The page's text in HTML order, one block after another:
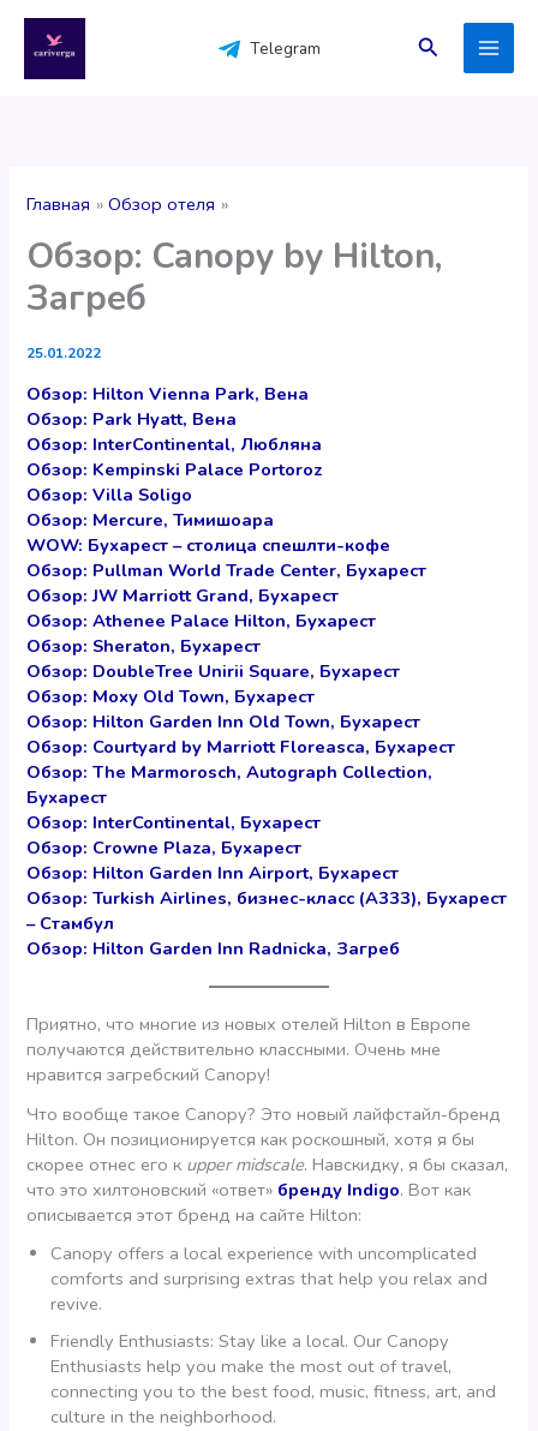
содержимому
Telegram Поиск
Главная Обзор отеля
Обзор: Canopy by Hilton,
Загреб
25.01.2022
Обзор: Hilton Vienna Park, Вена
Обзор: Park Hyatt, Вена
Обзор: InterContinental, Любляна
Обзор: Kempinski Palace Portoroz
Обзор: Villa Soligo
Обзор: Mercure, Тимишоара
WOW: Бухарест – столица спешлти-кофе
Обзор: Pullman World Trade Center, Бухарест
Обзор: JW Marriott Grand, Бухарест
Обзор: Athenee Palace Hilton, Бухарест
Обзор: Sheraton, Бухарест
Обзор: DoubleTree Unirii Square, Бухарест
Обзор: Moxy Old Town, Бухарест
Обзор: Hilton Garden Inn Old Town, Бухарест
Обзор: Courtyard by Marriott Floreasca, Бухарест
Обзор: The Marmorosch, Autograph Collection,
Бухарест
Обзор: InterContinental, Бухарест
Обзор: Crowne Plaza, Бухарест
Обзор: Hilton Garden Inn Airport, Бухарест
Обзор: Turkish Airlines, бизнес-класс (A333), Бухарест
– Стамбул
Обзор: Hilton Garden Inn Radnicka, Загреб
Приятно, что многие из новых отелей Hilton в Европе
получаются действительно классными. Очень мне
нравится загребский Canopy!
Что вообще такое Canopy? Это новый лайфстайл-бренд
Hilton. Он позиционируется как роскошный, хотя я бы
скорее отнес его к upper midscale. Навскидку, я бы сказал,
что это хилтоновский «ответ» бренду Indigo. Вот как
описывается этот бренд на сайте Hilton:
Canopy offers a local experience with uncomplicated
comforts and surprising extras that help you relax and
revive.
Friendly Enthusiasts: Stay like a local. Our Canopy
Enthusiasts help you make the most out of travel,
connecting you to the best food, music, fitness, art, and
culture in the neighborhood.